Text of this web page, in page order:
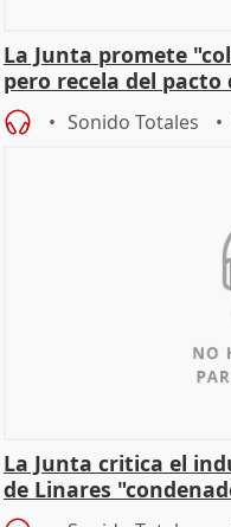
La Junta promete
pero recela del pacto
Sonido Totales
La Junta critica el
de Linares